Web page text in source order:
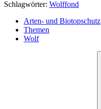
Schlagwörter: Wolffond
Arten- und Biotopschutz
Themen
Wolf